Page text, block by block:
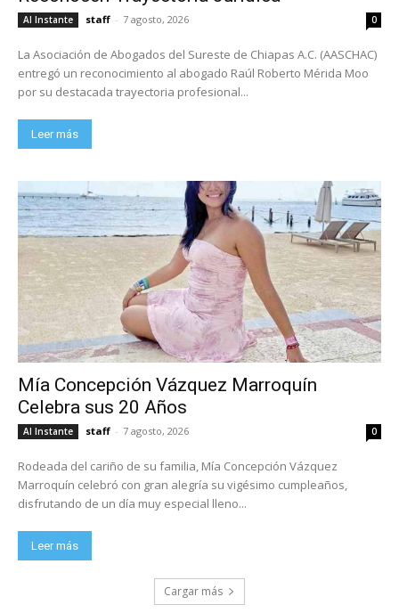
Al Instante staff - 7 agosto, 2026 0
La Asociación de Abogados del Sureste de Chiapas A.C. (AASCHAC)
entregó un reconocimiento al abogado Raúl Roberto Mérida Moo
por su destacada trayectoria profesional...
Leer más
Mía Concepción Vázquez Marroquín
Celebra sus 20 Años
Al Instante staff - 7 agosto, 2026 0
Rodeada del cariño de su familia, Mía Concepción Vázquez
Marroquín celebró con gran alegría su vigésimo cumpleaños,
disfrutando de un día muy especial lleno...
Leer más
Cargar más